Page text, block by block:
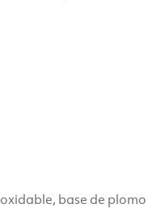
base de plomo